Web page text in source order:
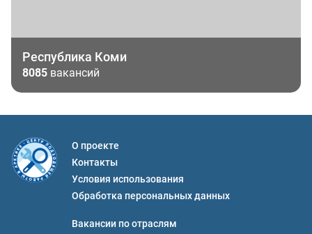
Республика Коми
8085 вакансий
О проекте
Контакты
Условия использования
Обработка персональных данных
Вакансии по отраслям